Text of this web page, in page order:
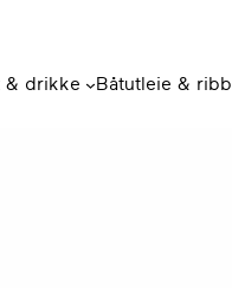
& drikke Båtutleie & ribb